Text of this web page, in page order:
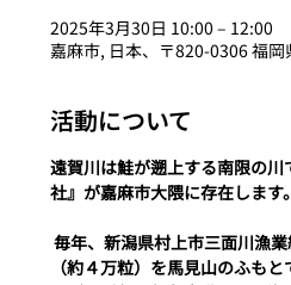
2025年3月30日 10:00 – 12:00
嘉麻市, 日本、〒820-0306 福
活動について
遠賀川は鮭が遡上する南限の
社』が嘉麻市大隈に存在します。
毎年、新潟県村上市三面川漁業組合から送られた受精卵
（約４万粒）を馬見山のふも